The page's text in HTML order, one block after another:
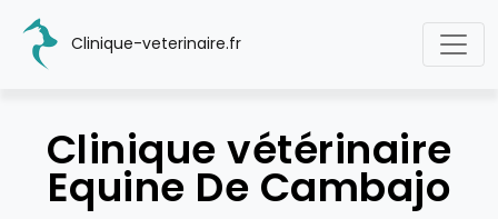
Clinique-veterinaire.fr
Clinique vétérinaire
Equine De Cambajo